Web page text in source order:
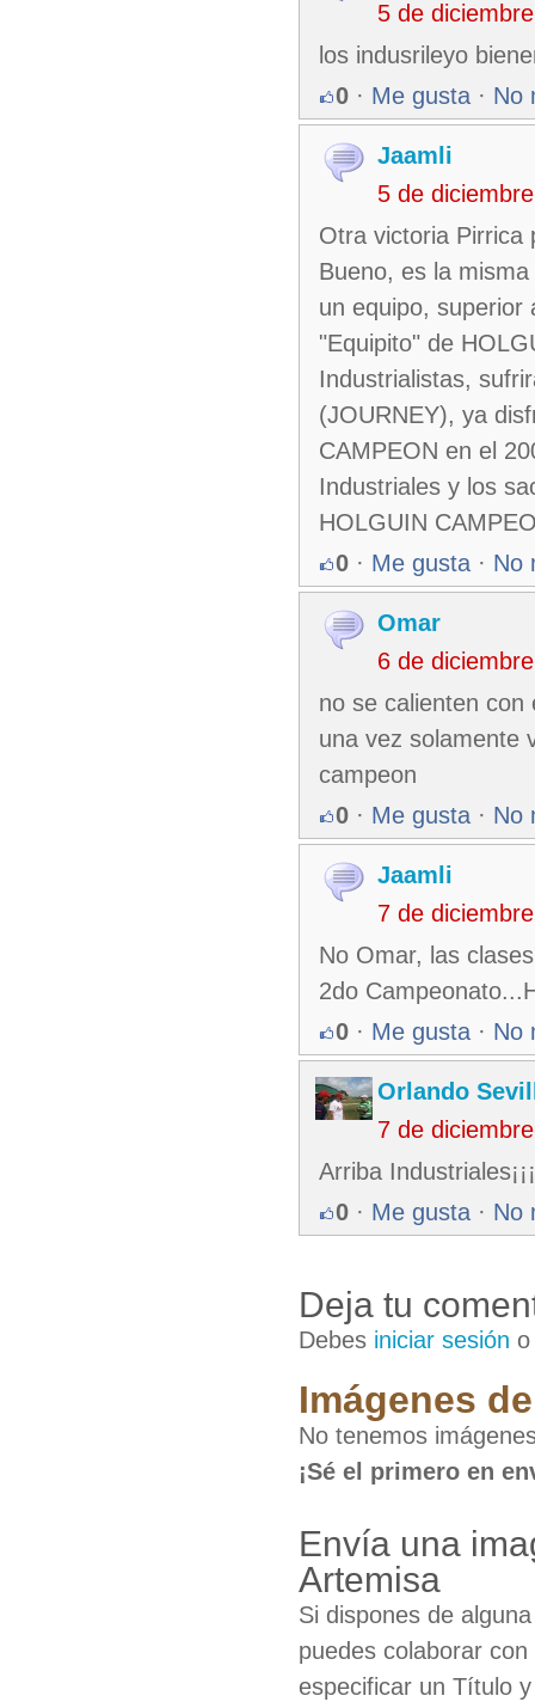
5 de
los indusrileyo
0 · Me gusta · No
Jaamli
5 de
Otra victoria Pirrica
Bueno, es la
un equipo, superior
"Equipito" de
Industrialistas,
(JOURNEY), ya
CAMPEON en el
Industriales y los
HOLGUIN
0 · Me gusta · No
Omar
6 de
no se calienten con
una vez solamente
campeon
0 · Me gusta · No
Jaamli
7 de
No Omar, las
2do
0 · Me gusta · No
Orlando
7 de
Arriba
0 · Me gusta · No
Deja tu
Debes iniciar sesión
Imágenes
No tenemos
¡Sé el primero en
Envía una
Artemisa
Si dispones de
puedes colaborar
especificar un Título